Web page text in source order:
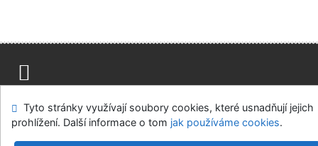
Modul OpenSearch
Napište nám Nastavení cookies
Tyto stránky využívají soubory cookies, které usnadňují jejich
prohlížení. Další informace o tom jak používáme cookies.